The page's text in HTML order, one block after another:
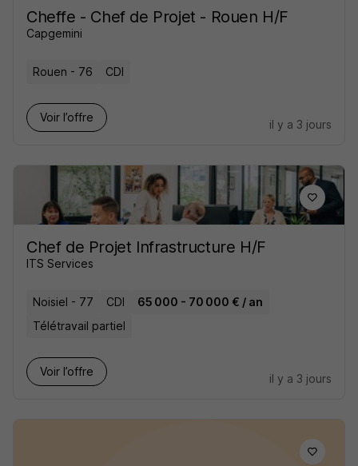
Cheffe - Chef de Projet - Rouen H/F
Capgemini
Rouen - 76 CDI
Voir l’offre
il y a 3 jours
Chef de Projet Infrastructure H/F
ITS Services
Noisiel - 77 CDI
65 000 - 70 000 € / an
Télétravail partiel
Voir l’offre
il y a 3 jours